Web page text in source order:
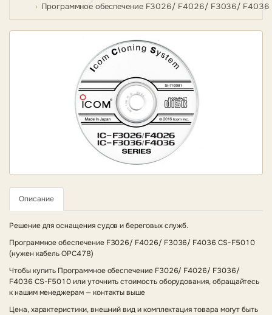
Программное обеспечение F3026/ F4026/ F3036/ F4036
Описание
Решение для оснащения судов и береговых служб.
Программное обеспечение F3026/ F4026/ F3036/ F4036 CS-F5010
(нужен кабель OPC478)
Чтобы купить Программное обеспечение F3026/ F4026/ F3036/
F4036 CS-F5010 или уточнить стоимость оборудования, обращайтесь
к нашим менеджерам — контакты выше
Цена, характеристики, внешний вид и комплектация товара могут быть